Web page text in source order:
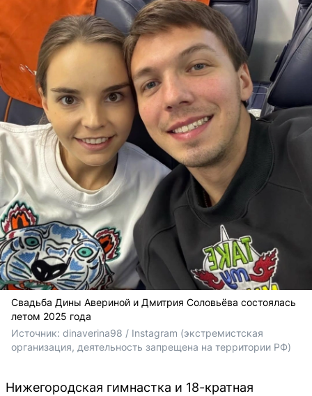
Свадьба Дины Авериной и Дмитрия Соловьёва состоялась
летом 2025 года
Источник: dinaverina98 / Instagram (экстремистская
организация, деятельность запрещена на территории РФ)
Нижегородская гимнастка и 18-кратная